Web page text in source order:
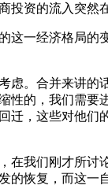
投资的流入突然
一经济格局
。合并来讲
的，我们需
，这些对他
我们刚才所
恢复，而这一